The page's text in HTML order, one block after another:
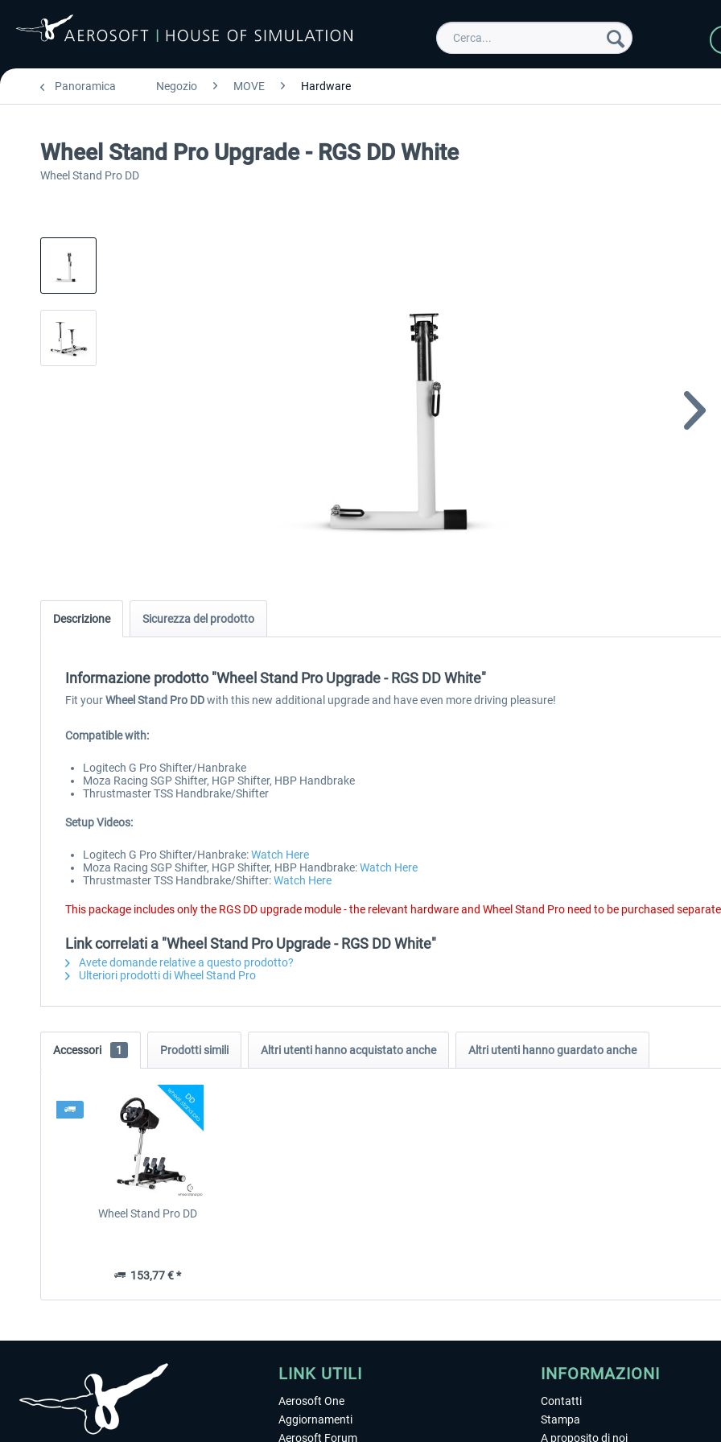
Panoramica Negozio MOVE Hardware
Wheel Stand Pro Upgrade - RGS DD White
Wheel Stand Pro DD
Descrizione Sicurezza del prodotto
Informazione prodotto "Wheel Stand Pro Upgrade - RGS DD White"
Fit yourWheel Stand Pro DDwith this new additional upgrade and have even more driving pleasure!
Compatible with:
Logitech G Pro Shifter/Hanbrake
Moza Racing SGP Shifter, HGP Shifter, HBP Handbrake
Thrustmaster TSS Handbrake/Shifter
Setup Videos:
Logitech G Pro Shifter/Hanbrake:Watch Here
Moza Racing SGP Shifter, HGP Shifter, HBP Handbrake:Watch Here
Thrustmaster TSS Handbrake/Shifter:Watch Here
This package includes only the RGS DD upgrade module - the relevant hardware and Wheel Stand Pro need to be purchased
Link correlati a "Wheel Stand Pro Upgrade - RGS DD White"
Avete domande relative a questo prodotto?
Ulteriori prodotti di Wheel Stand Pro
Accessori 1 Prodotti simili Altri utenti hanno acquistato anche Altri utenti hanno guardato anche
Wheel Stand Pro DD
153,77 € *
LINK UTILI
Aerosoft One
Aggiornamenti
Aerosoft Forum
INFORMAZIONI
Contatti
Stampa
A proposito di noi